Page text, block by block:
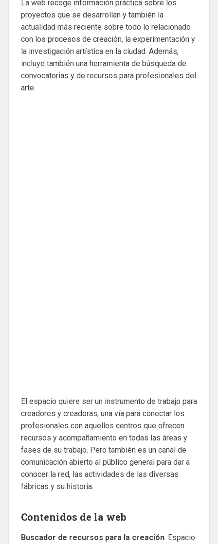
La web recoge información práctica sobre los
proyectos que se desarrollan y también la
actualidad más reciente sobre todo lo relacionado
con los procesos de creación, la experimentación y
la investigación artística en la ciudad. Además,
incluye también una herramienta de búsqueda de
convocatorias y de recursos para profesionales del
arte.
El espacio quiere ser un instrumento de trabajo para
creadores y creadoras, una vía para conectar los
profesionales con aquellos centros que ofrecen
recursos y acompañamiento en todas las áreas y
fases de su trabajo. Pero también es un canal de
comunicación abierto al público general para dar a
conocer la red, las actividades de las diversas
fábricas y su historia.
Contenidos de la web
Buscador de recursos para la creación: Espacio